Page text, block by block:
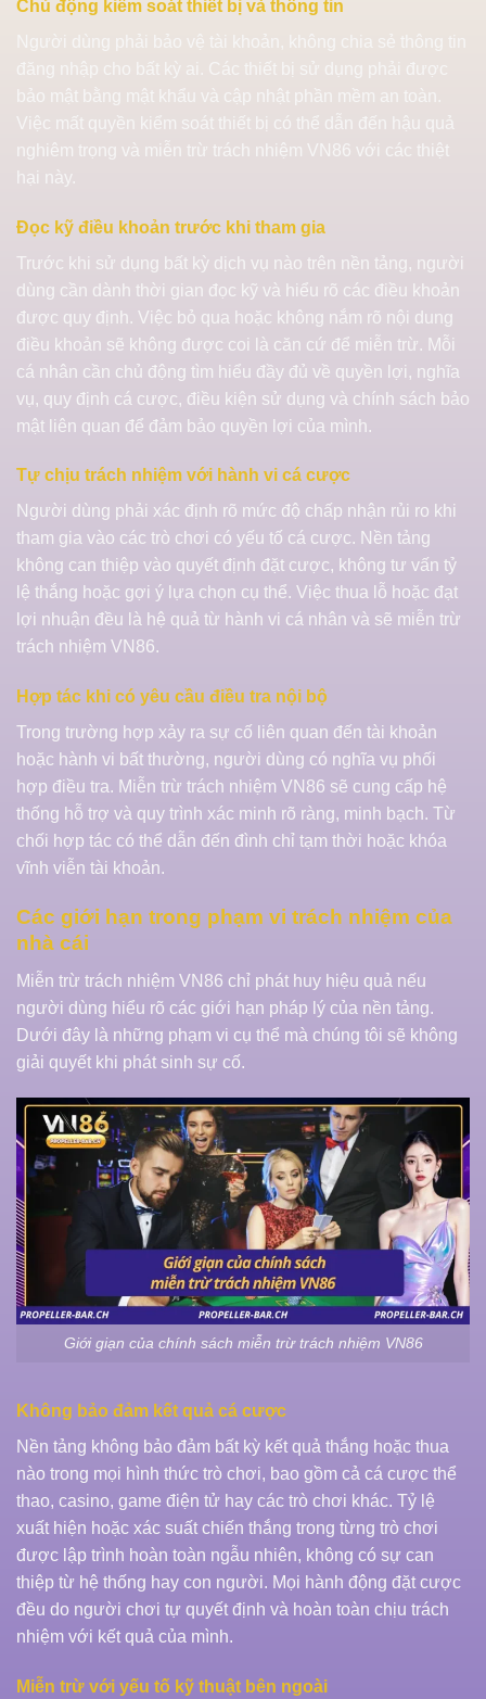
Chủ động kiểm soát thiết bị và thông tin
Người dùng phải bảo vệ tài khoản, không chia sẻ thông tin
đăng nhập cho bất kỳ ai. Các thiết bị sử dụng phải được
bảo mật bằng mật khẩu và cập nhật phần mềm an toàn.
Việc mất quyền kiểm soát thiết bị có thể dẫn đến hậu quả
nghiêm trọng và miễn trừ trách nhiệm VN86 với các thiệt
hại này.
Đọc kỹ điều khoản trước khi tham gia
Trước khi sử dụng bất kỳ dịch vụ nào trên nền tảng, người
dùng cần dành thời gian đọc kỹ và hiểu rõ các điều khoản
được quy định. Việc bỏ qua hoặc không nắm rõ nội dung
điều khoản sẽ không được coi là căn cứ để miễn trừ. Mỗi
cá nhân cần chủ động tìm hiểu đầy đủ về quyền lợi, nghĩa
vụ, quy định cá cược, điều kiện sử dụng và chính sách bảo
mật liên quan để đảm bảo quyền lợi của mình.
Tự chịu trách nhiệm với hành vi cá cược
Người dùng phải xác định rõ mức độ chấp nhận rủi ro khi
tham gia vào các trò chơi có yếu tố cá cược. Nền tảng
không can thiệp vào quyết định đặt cược, không tư vấn tỷ
lệ thắng hoặc gợi ý lựa chọn cụ thể. Việc thua lỗ hoặc đạt
lợi nhuận đều là hệ quả từ hành vi cá nhân và sẽ miễn trừ
trách nhiệm VN86.
Hợp tác khi có yêu cầu điều tra nội bộ
Trong trường hợp xảy ra sự cố liên quan đến tài khoản
hoặc hành vi bất thường, người dùng có nghĩa vụ phối
hợp điều tra. Miễn trừ trách nhiệm VN86 sẽ cung cấp hệ
thống hỗ trợ và quy trình xác minh rõ ràng, minh bạch. Từ
chối hợp tác có thể dẫn đến đình chỉ tạm thời hoặc khóa
vĩnh viễn tài khoản.
Các giới hạn trong phạm vi trách nhiệm của
nhà cái
Miễn trừ trách nhiệm VN86 chỉ phát huy hiệu quả nếu
người dùng hiểu rõ các giới hạn pháp lý của nền tảng.
Dưới đây là những phạm vi cụ thể mà chúng tôi sẽ không
giải quyết khi phát sinh sự cố.
Giới giạn của chính sách miễn trừ trách nhiệm VN86
Không bảo đảm kết quả cá cược
Nền tảng không bảo đảm bất kỳ kết quả thắng hoặc thua
nào trong mọi hình thức trò chơi, bao gồm cả cá cược thể
thao, casino, game điện tử hay các trò chơi khác. Tỷ lệ
xuất hiện hoặc xác suất chiến thắng trong từng trò chơi
được lập trình hoàn toàn ngẫu nhiên, không có sự can
thiệp từ hệ thống hay con người. Mọi hành động đặt cược
đều do người chơi tự quyết định và hoàn toàn chịu trách
nhiệm với kết quả của mình.
Miễn trừ với yếu tố kỹ thuật bên ngoài